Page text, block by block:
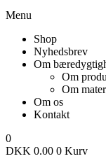
Menu
Shop
Nyhedsbrev
Om
Om
Om
Om os
Kontakt
0
DKK 0.00 0 Kurv